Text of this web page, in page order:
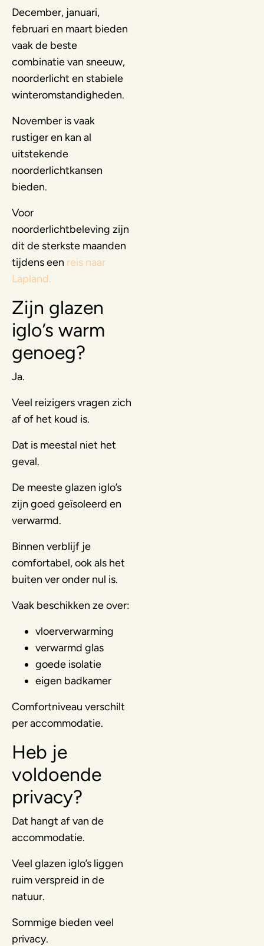
December, januari,
februari en maart bieden
vaak de beste
combinatie van sneeuw,
noorderlicht en stabiele
winteromstandigheden.
November is vaak
rustiger en kan al
uitstekende
noorderlichtkansen
bieden.
Voor
noorderlichtbeleving zijn
dit de sterkste maanden
tijdens een reis naar
Lapland.
Zijn glazen
iglo’s warm
genoeg?
Ja.
Veel reizigers vragen zich
af of het koud is.
Dat is meestal niet het
geval.
De meeste glazen iglo’s
zijn goed geïsoleerd en
verwarmd.
Binnen verblijf je
comfortabel, ook als het
buiten ver onder nul is.
Vaak beschikken ze over:
vloerverwarming
verwarmd glas
goede isolatie
eigen badkamer
Comfortniveau verschilt
per accommodatie.
Heb je
voldoende
privacy?
Dat hangt af van de
accommodatie.
Veel glazen iglo’s liggen
ruim verspreid in de
natuur.
Sommige bieden veel
privacy.